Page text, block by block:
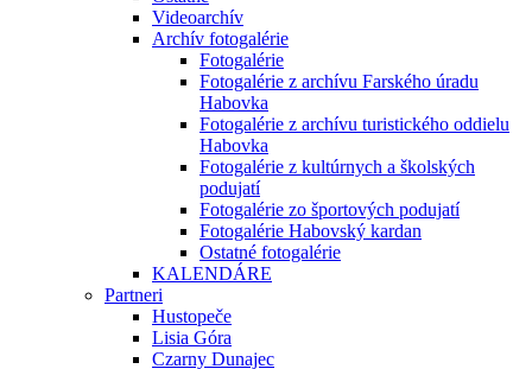
Videoarchív
Archív fotogalérie
Fotogalérie
Fotogalérie z archívu Farského úradu
Habovka
Fotogalérie z archívu turistického oddielu
Habovka
Fotogalérie z kultúrnych a školských
podujatí
Fotogalérie zo športových podujatí
Fotogalérie Habovský kardan
Ostatné fotogalérie
KALENDÁRE
Partneri
Hustopeče
Lisia Góra
Czarny Dunajec